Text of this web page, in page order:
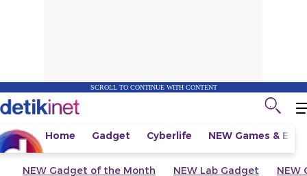
SCROLL TO CONTINUE WITH CONTENT
Home Gadget Cyberlife NEW Games &
NEW Gadget of the Month NEW Lab Gadget NEW